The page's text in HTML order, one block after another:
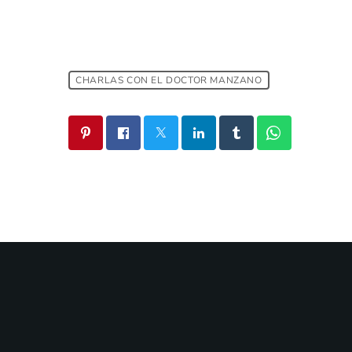
CHARLAS CON EL DOCTOR MANZANO